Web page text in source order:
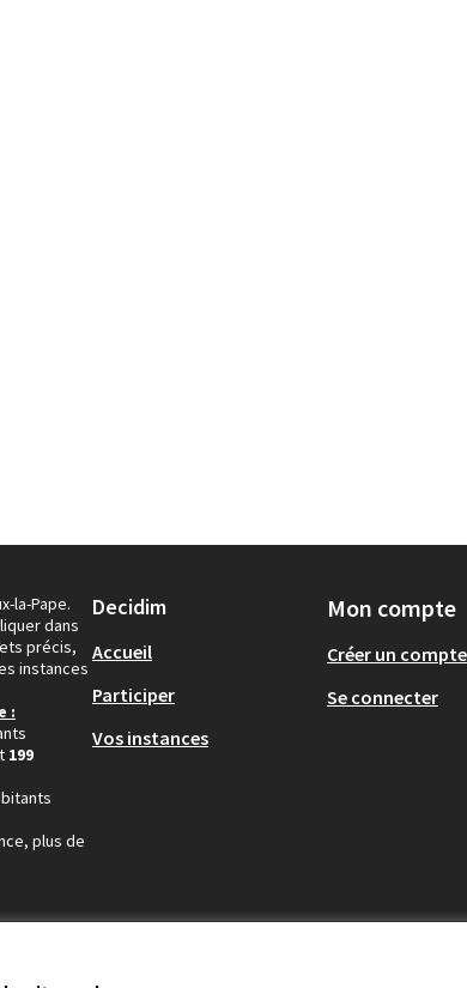
la-Pape.
dans
précis,
instances
:
199
plus de
Decidim
Accueil
Participer
Vos instances
Mon compte
Créer un compte
Se connecter